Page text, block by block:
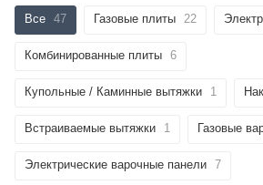
Все 47 Газовые плиты 22
Комбинированные плиты 6
Купольные / Каминные вытяжки 1
Встраиваемые вытяжки 1 Газовые
Электрические варочные панели 7